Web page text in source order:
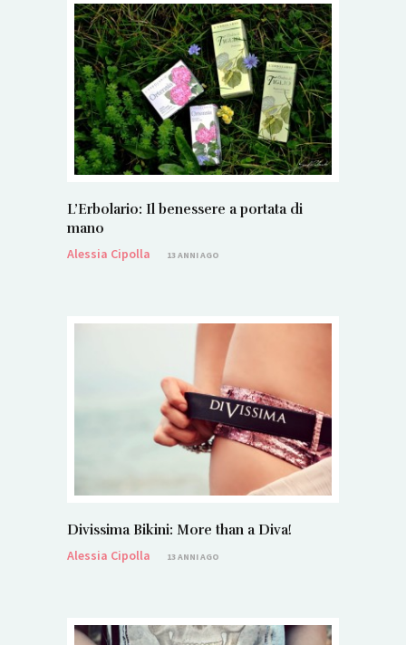
L’Erbolario: Il benessere a portata di
mano
Alessia Cipolla
13 ANNI AGO
Divissima Bikini: More than a Diva!
Alessia Cipolla
13 ANNI AGO